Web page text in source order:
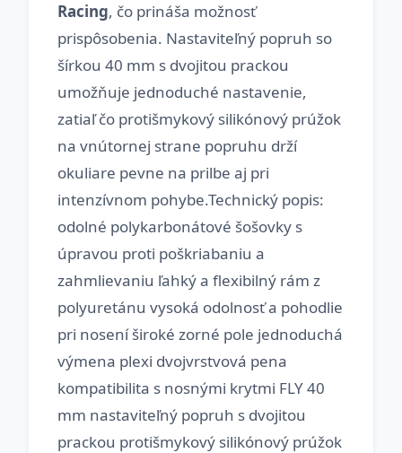
Racing, čo prináša možnosť
prispôsobenia. Nastaviteľný popruh so
šírkou 40 mm s dvojitou prackou
umožňuje jednoduché nastavenie,
zatiaľ čo protišmykový silikónový prúžok
na vnútornej strane popruhu drží
okuliare pevne na prilbe aj pri
intenzívnom pohybe.Technický popis:
odolné polykarbonátové šošovky s
úpravou proti poškriabaniu a
zahmlievaniu ľahký a flexibilný rám z
polyuretánu vysoká odolnosť a pohodlie
pri nosení široké zorné pole jednoduchá
výmena plexi dvojvrstvová pena
kompatibilita s nosnými krytmi FLY 40
mm nastaviteľný popruh s dvojitou
prackou protišmykový silikónový prúžok